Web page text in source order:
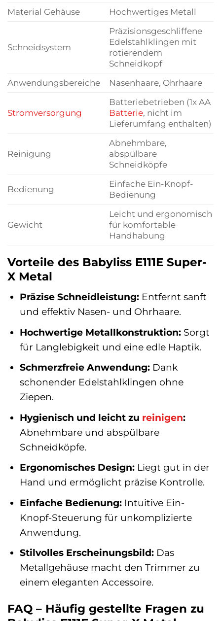
Material Gehäuse
Hochwertiges Metall
Schneidsystem
Präzisionsgeschliffene
Edelstahlklingen mit
rotierendem
Schneidkopf
Anwendungsbereiche
Nasenhaare, Ohrhaare
Stromversorgung
Batteriebetrieben (1x AA
Batterie, nicht im
Lieferumfang enthalten)
Reinigung
Abnehmbare,
abspülbare
Schneidköpfe
Bedienung
Einfache Ein-Knopf-
Bedienung
Gewicht
Leicht und ergonomisch
für komfortable
Handhabung
Vorteile des Babyliss E111E Super-
X Metal
Präzise Schneidleistung:Entfernt sanft
und effektiv Nasen- und Ohrhaare.
Hochwertige Metallkonstruktion:Sorgt
für Langlebigkeit und eine edle Haptik.
Schmerzfreie Anwendung:Dank
schonender Edelstahlklingen ohne
Ziepen.
Hygienisch und leicht zu reinigen:
Abnehmbare und abspülbare
Schneidköpfe.
Ergonomisches Design:Liegt gut in der
Hand und ermöglicht präzise Kontrolle.
Einfache Bedienung:Intuitive Ein-
Knopf-Steuerung für unkomplizierte
Anwendung.
Stilvolles Erscheinungsbild:Das
Metallgehäuse macht den Trimmer zu
einem eleganten Accessoire.
FAQ – Häufig gestellte Fragen zu